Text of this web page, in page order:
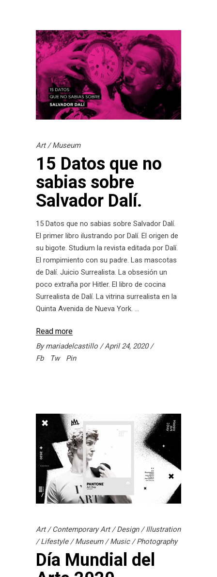
Art/Museum
15 Datos que no
sabias sobre
Salvador Dalí.
15 Datos que no sabias sobre Salvador Dalí.
El primer libro ilustrando por Dalí. El origen de
su bigote. Studium la revista editada por Dalí.
El rompimiento con su padre. Las mascotas
de Dalí. Juicio Surrealista. La obsesión un
poco extraña por Hitler. El libro de cocina
Surrealista de Dalí. La vitrina surrealista en la
Quinta Avenida de Nueva York.
Read more
Bymariadelcastillo
April 24, 2020
Fb
Tw Pin
Art/Contemporary Art/Design/Illustration
/Lifestyle/Museum/Music/Photography
Día Mundial del